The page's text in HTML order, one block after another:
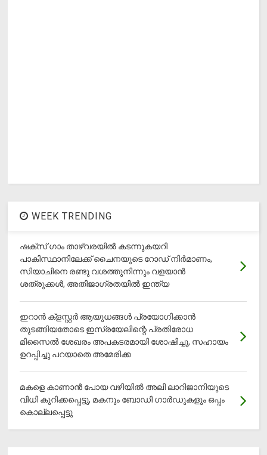
WEEK TRENDING
ഷക്സ് ​ഗാം താഴ്‌വരയിൽ കടന്നുകയറി
പാകിസ്ഥാനിലേക്ക് ചൈനയുടെ റോഡ് നിർമാണം,
സിയാചിനെ രണ്ടു വശത്തുനിന്നും വളയാൻ
ശത്രുക്കൾ, അതിജാ​ഗ്രതയിൽ ഇന്ത്യ
ഇറാന്‍ ക്‌ളസ്റ്റര്‍ ആയുധങ്ങള്‍ പ്രയോഗിക്കാന്‍
തുടങ്ങിയതോടെ ഇസ്രയേലിന്റെ പ്രതിരോധ
മിസൈല്‍ ശേഖരം അപകടരമായി ശോഷിച്ചു, സഹായം
ഉറപ്പിച്ചു പറയാതെ അമേരിക്ക
മകളെ കാണാന്‍ പോയ വഴിയില്‍ അലി ലാറിജാനിയുടെ
വിധി കുറിക്കപ്പെട്ടു, മകനും ബോഡി ഗാര്‍ഡുകളും ഒപ്പം
കൊല്ലപ്പെട്ടു